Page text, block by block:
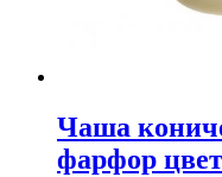
Чаша
фарфор